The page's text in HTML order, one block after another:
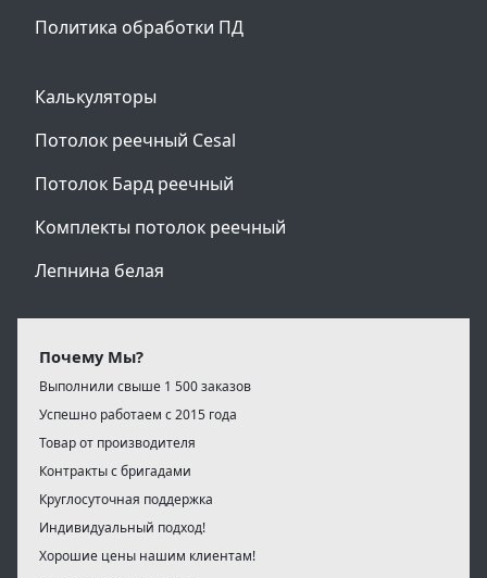
Политика обработки ПД
Калькуляторы
Потолок реечный Cesal
Потолок Бард реечный
Комплекты потолок реечный
Лепнина белая
Почему Мы?
Выполнили свыше 1 500 заказов
Успешно работаем с 2015 года
Товар от производителя
Контракты с бригадами
Круглосуточная поддержка
Индивидуальный подход!
Хорошие цены нашим клиентам!